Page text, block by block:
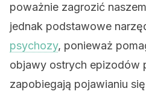
poważnie zagrozić
jednak podstawowe
psychozy, ponieważ
objawy ostrych epizodów
zapobiegają pojawianiu